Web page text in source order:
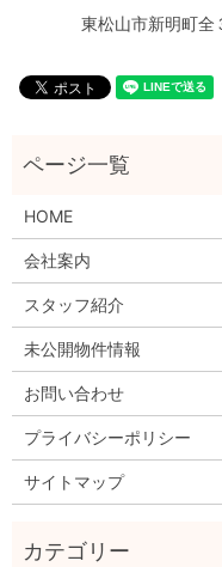
東松山市新明町全
HOME
会社案内
スタッフ紹介
未公開物件情報
お問い合わせ
プライバシーポリシー
サイトマップ